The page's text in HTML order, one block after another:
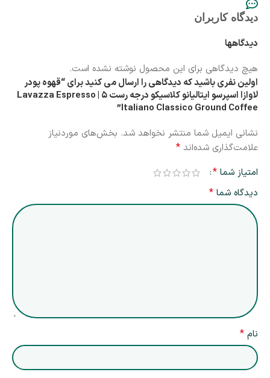
دیدگاه کاربران
دیدگاهها
هیچ دیدگاهی برای این محصول نوشته نشده است.
اولین نفری باشید که دیدگاهی را ارسال می کنید برای “قهوه پودر
لاوازا اسپرسو ایتالیانو کلاسیکو درجه رست ۵ | Lavazza Espresso
Italiano Classico Ground Coffee”
نشانی ایمیل شما منتشر نخواهد شد. بخش‌های موردنیاز
علامت‌گذاری شده‌اند *
امتیاز شما *
دیدگاه شما *
نام *